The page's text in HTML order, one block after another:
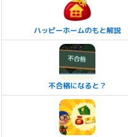
ハッピーホームのもと解説
不合格になると？